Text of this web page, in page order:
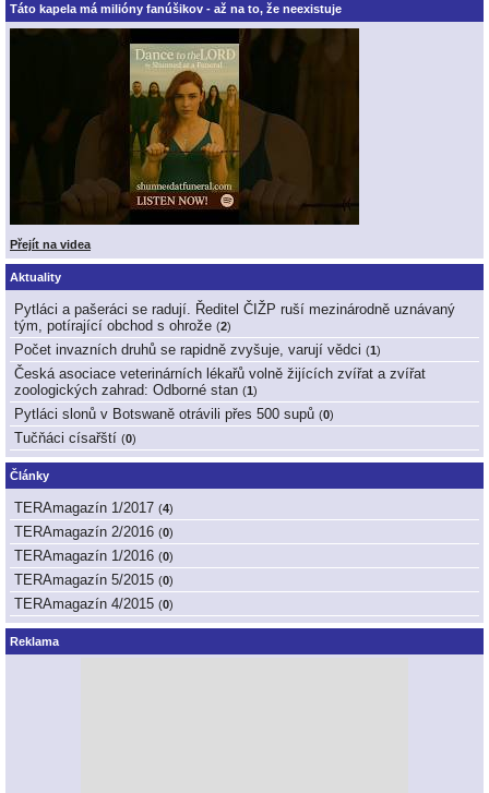
Táto kapela má milióny fanúšikov - až na to, že neexistuje
Přejít na videa
Aktuality
Pytláci a pašeráci se radují. Ředitel ČIŽP ruší mezinárodně uznávaný
tým, potírající obchod s ohrože (2)
Počet invazních druhů se rapidně zvyšuje, varují vědci (1)
Česká asociace veterinárních lékařů volně žijících zvířat a zvířat
zoologických zahrad: Odborné stan (1)
Pytláci slonů v Botswaně otrávili přes 500 supů (0)
Tučňáci císařští (0)
Články
TERAmagazín 1/2017 (4)
TERAmagazín 2/2016 (0)
TERAmagazín 1/2016 (0)
TERAmagazín 5/2015 (0)
TERAmagazín 4/2015 (0)
Reklama